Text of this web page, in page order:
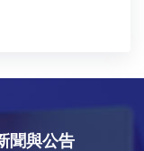
聞與公告